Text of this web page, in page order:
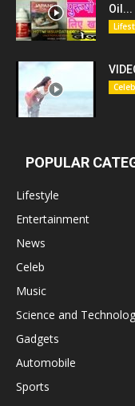
Oil...
Celeb
POPULAR
Lifestyle
Entertainment
News
Celeb
Music
Science and
Gadgets
Automobile
Sports